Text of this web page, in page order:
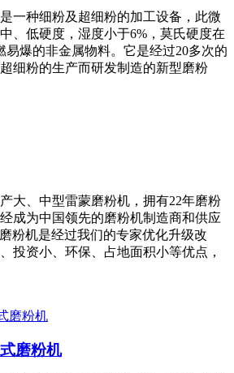
一种细粉及超细粉的加工设备，此微
、低硬度，湿度小于6%，莫氏硬度在
易爆的非金属物料。它是经过20多次的
细粉的生产而研发制造的新型磨粉
大、中型雷蒙磨粉机，拥有22年磨粉
成为中国领先的磨粉机制造商和供应
粉机是经过我们的专家优化升级改
投资小、环保、占地面积小等优点，
磨粉机